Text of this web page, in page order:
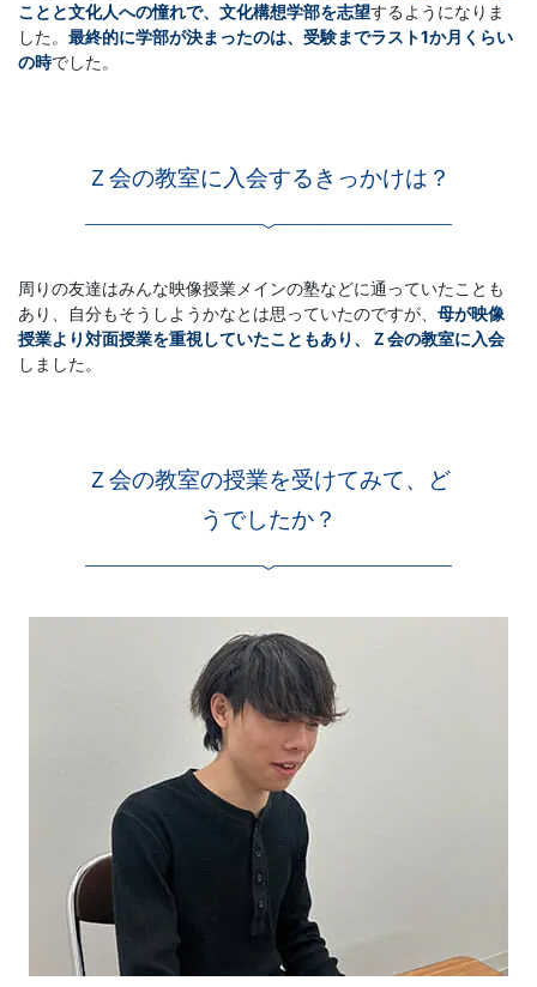
ことと文化人への憧れで、文化構想学部を志望するようになりま
した。 最終的に学部が決まったのは、受験までラスト1か月くらい
の時でした。
Ｚ会の教室に入会するきっかけは？
周りの友達はみんな映像授業メインの塾などに通っていたことも
あり、自分もそうしようかなとは思っていたのですが、 母が映像
授業より対面授業を重視していたこともあり、Ｚ会の教室に入会
しました。
Ｚ会の教室の授業を受けてみて、ど
うでしたか？